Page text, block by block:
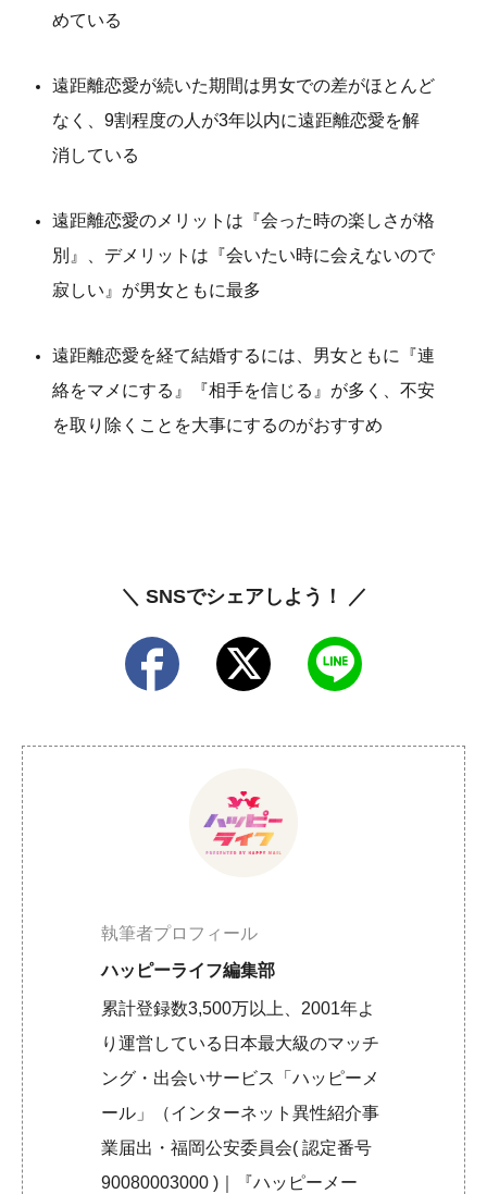
めている
遠距離恋愛が続いた期間は男女での差がほとんど
なく、9割程度の人が3年以内に遠距離恋愛を解
消している
遠距離恋愛のメリットは『会った時の楽しさが格
別』、デメリットは『会いたい時に会えないので
寂しい』が男女ともに最多
遠距離恋愛を経て結婚するには、男女ともに『連
絡をマメにする』『相手を信じる』が多く、不安
を取り除くことを大事にするのがおすすめ
＼ SNSでシェアしよう！ ／
執筆者プロフィール
ハッピーライフ編集部
累計登録数3,500万以上、2001年よ
り運営している日本最大級のマッチ
ング・出会いサービス「ハッピーメ
ール」（インターネット異性紹介事
業届出・福岡公安委員会( 認定番号
90080003000 )｜『ハッピーメー